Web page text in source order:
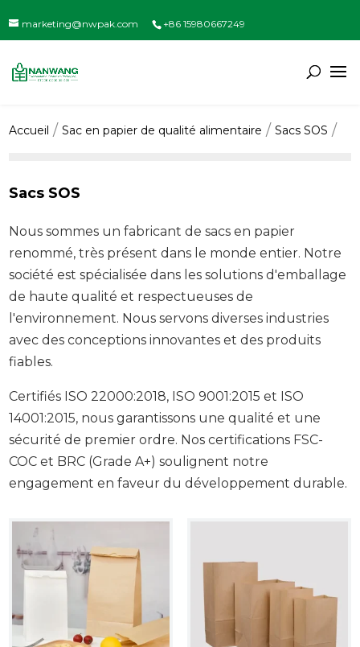
marketing@nwpak.com +86 15980667249
Accueil Sac en papier de qualité alimentaire Sacs SOS
Sacs SOS
Nous sommes un fabricant de sacs en papier
renommé, très présent dans le monde entier. Notre
société est spécialisée dans les solutions d'emballage
de haute qualité et respectueuses de
l'environnement. Nous servons diverses industries
avec des conceptions innovantes et des produits
fiables.
Certifiés ISO 22000:2018, ISO 9001:2015 et ISO
14001:2015, nous garantissons une qualité et une
sécurité de premier ordre. Nos certifications FSC-
COC et BRC (Grade A+) soulignent notre
engagement en faveur du développement durable.